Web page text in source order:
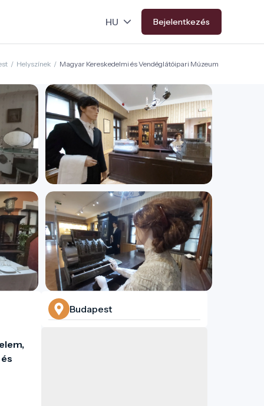
Bejelentkezés
/ Helyszínek / Magyar Kereskedelmi és Vendéglátóipari Múzeum
Budapest